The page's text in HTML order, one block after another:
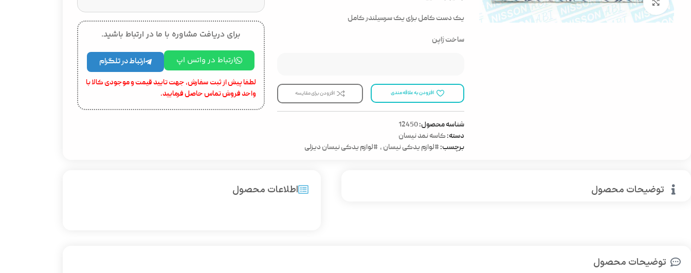
یک دست کامل برای یک سر‌سیلندر کامل
ساخت ژاپن
افزودن به علاقه مندی افزودن برای مقایسه
شناسه محصول:12450
دسته:کاسه نمد نیسان
برچسب:#لوازم یدکی نیسان , #لوازم یدکی نیسان دیزلی
برای دریافت مشاوره با ما در ارتباط باشید.
ارتباط در واتس اپ ارتباط در تلگرام
لطفا پیش از ثبت سفارش، جهت تایید قیمت و موجودی کالا با
واحد فروش تماس حاصل فرمایید.
توضیحات محصول اطلاعات محصول
توضیحات محصول